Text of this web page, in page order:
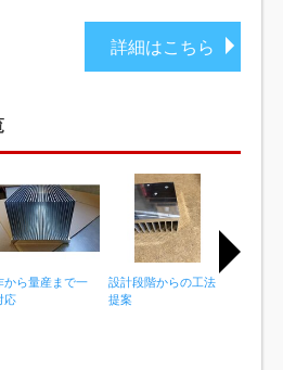
詳細はこちら
から量産まで一
応
設計段階からの工法
提案